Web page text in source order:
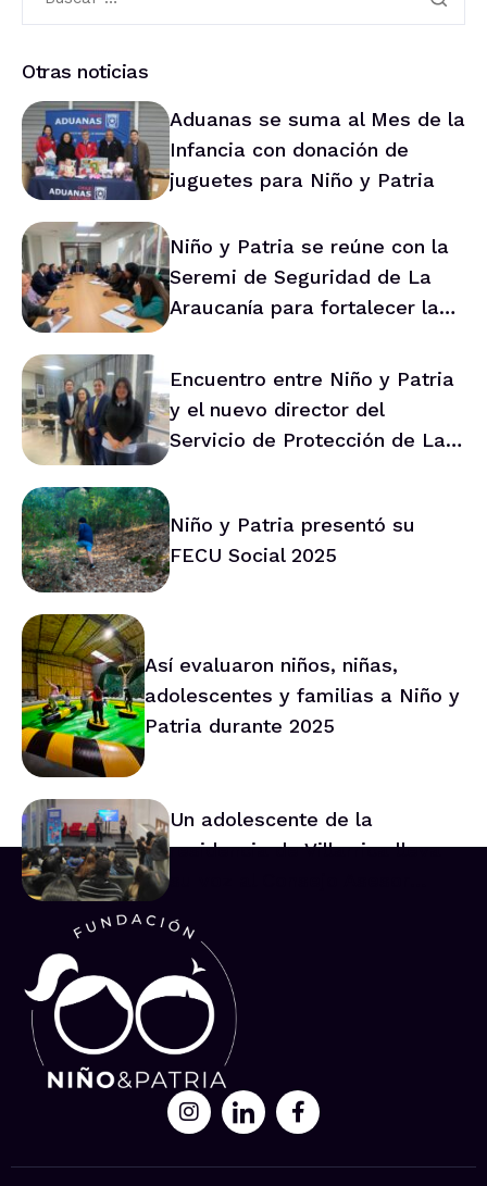
Otras noticias
Aduanas se suma al Mes de la
Infancia con donación de
juguetes para Niño y Patria
Niño y Patria se reúne con la
Seremi de Seguridad de La
Araucanía para fortalecer la
Encuentro entre Niño y Patria
y el nuevo director del
Servicio de Protección de La
Niño y Patria presentó su
FECU Social 2025
Así evaluaron niños, niñas,
adolescentes y familias a Niño y
Patria durante 2025
Un adolescente de la
residencia de Villarrica lleva